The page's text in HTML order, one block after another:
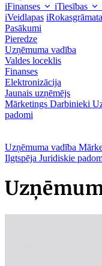
iFinanses iTiesības
iVeidlapas
Pasākumi
Pieredze
Uzņēmuma vadība
Valdes loceklis
Finanses
Elektronizācija
Jaunais uzņēmējs
Mārketings Darbinieki
padomi
Uzņēmuma vadība
Ilgtspēja Juridiskie